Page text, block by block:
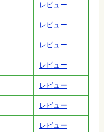
レビュー
レビュー
レビュー
レビュー
レビュー
レビュー
レビュー